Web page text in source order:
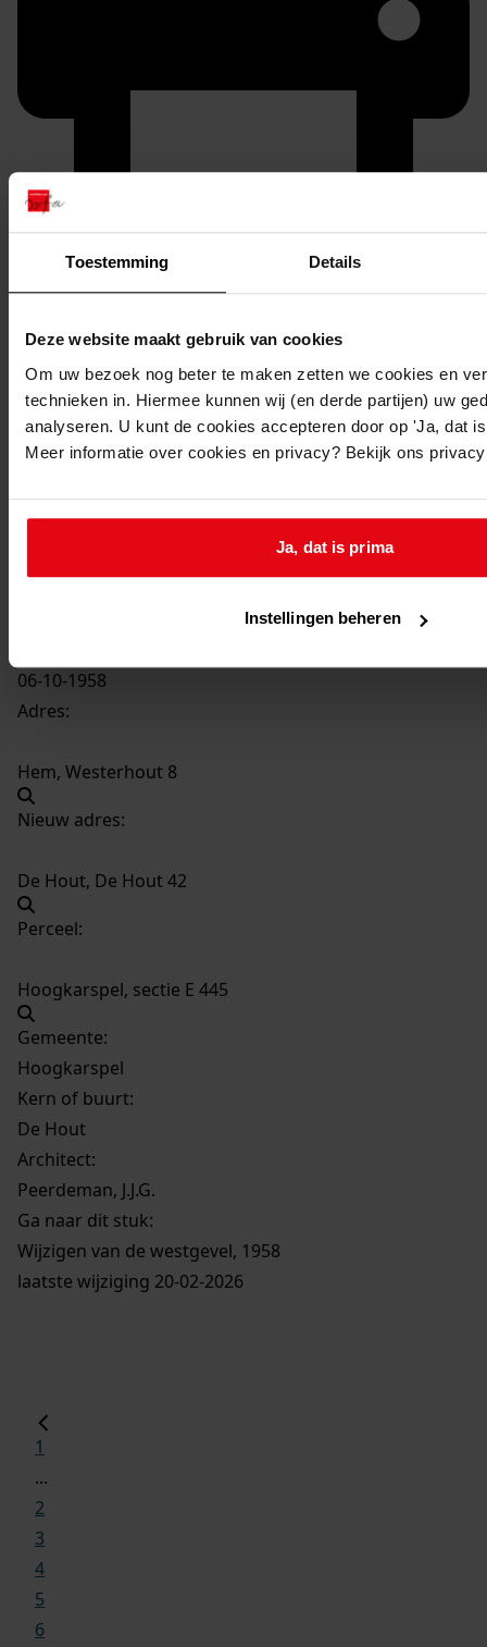
Toestemming Details
Deze website maakt gebruik van cookies
Om uw bezoek nog beter te maken zetten we cookies en
technieken in. Hiermee kunnen wij (en derde partijen) uw
analyseren. U kunt de cookies accepteren door op 'Ja, dat
Meer informatie over cookies en privacy? Bekijk ons
Ja, dat is prima
Instellingen beheren
duurzaam webadres
Inventaris
De Hout
299Wijzigen van de westgevel, 1958
Datering
06-10-1958
Adres:
Hem, Westerhout 8
Nieuw adres:
De Hout, De Hout 42
Perceel:
Hoogkarspel, sectie E 445
Gemeente:
Hoogkarspel
Kern of buurt:
De Hout
Architect:
Peerdeman, J.J.G.
Ga naar dit stuk:
Wijzigen van de westgevel, 1958
laatste wijziging 20-02-2026
1
...
2
3
4
5
6